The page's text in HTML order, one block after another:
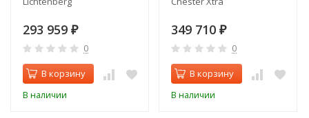
293 959 ₽
0
В корзину
В наличии
349 710 ₽
0
В корзину
В наличии